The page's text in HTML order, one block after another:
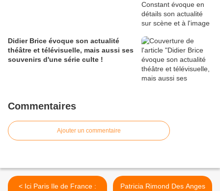
Didier Brice évoque son actualité
théâtre et télévisuelle, mais aussi ses
souvenirs d'une série culte !
Commentaires
Ajouter un commentaire
< Ici Paris Ile de France :
Patricia Rimond Des Anges